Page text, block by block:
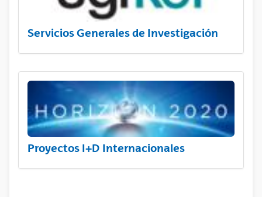
Servicios Generales de Investigación
Proyectos I+D Internacionales